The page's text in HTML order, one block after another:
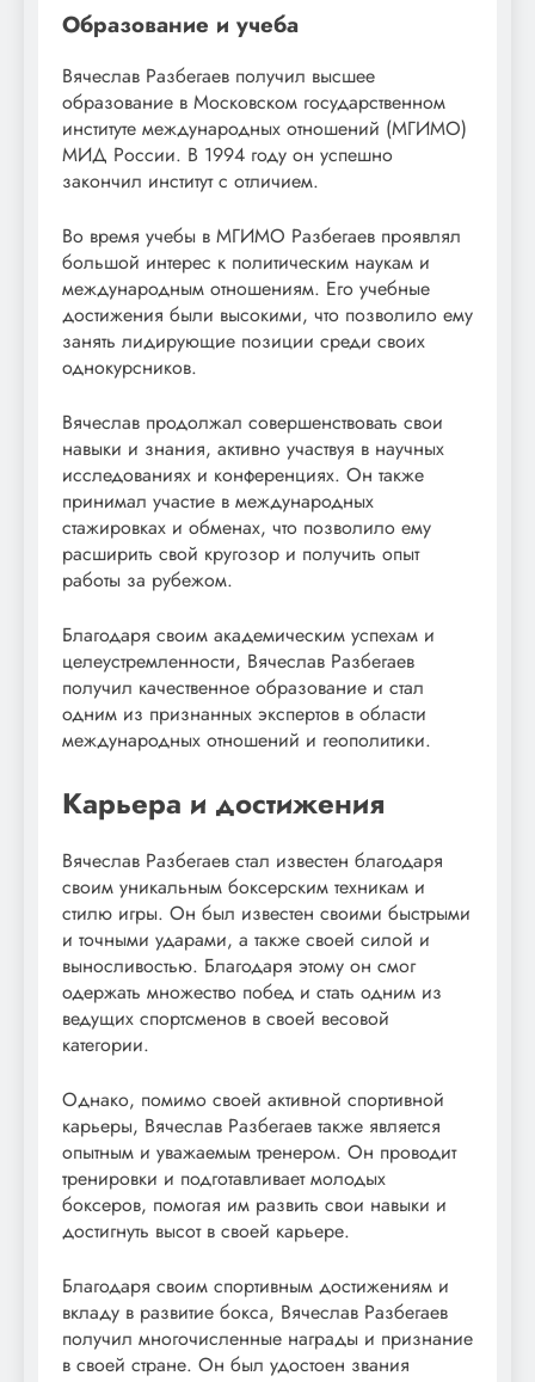
Образование и учеба
Вячеслав Разбегаев получил высшее
образование в Московском государственном
институте международных отношений (МГИМО)
МИД России. В 1994 году он успешно
закончил институт с отличием.
Во время учебы в МГИМО Разбегаев проявлял
большой интерес к политическим наукам и
международным отношениям. Его учебные
достижения были высокими, что позволило ему
занять лидирующие позиции среди своих
однокурсников.
Вячеслав продолжал совершенствовать свои
навыки и знания, активно участвуя в научных
исследованиях и конференциях. Он также
принимал участие в международных
стажировках и обменах, что позволило ему
расширить свой кругозор и получить опыт
работы за рубежом.
Благодаря своим академическим успехам и
целеустремленности, Вячеслав Разбегаев
получил качественное образование и стал
одним из признанных экспертов в области
международных отношений и геополитики.
Карьера и достижения
Вячеслав Разбегаев стал известен благодаря
своим уникальным боксерским техникам и
стилю игры. Он был известен своими быстрыми
и точными ударами, а также своей силой и
выносливостью. Благодаря этому он смог
одержать множество побед и стать одним из
ведущих спортсменов в своей весовой
категории.
Однако, помимо своей активной спортивной
карьеры, Вячеслав Разбегаев также является
опытным и уважаемым тренером. Он проводит
тренировки и подготавливает молодых
боксеров, помогая им развить свои навыки и
достигнуть высот в своей карьере.
Благодаря своим спортивным достижениям и
вкладу в развитие бокса, Вячеслав Разбегаев
получил многочисленные награды и признание
в своей стране. Он был удостоен звания